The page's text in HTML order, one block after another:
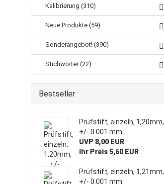
Kalibrierung (310)
Neue Produkte (59)
Sonderangebot! (390)
Stichwörter (22)
Bestseller
Prüfstift, einzeln, 1,20mm,
+/- 0.001 mm
UVP 8,00 EUR
Ihr Preis 5,60 EUR
Prüfstift, einzeln, 1,21mm,
+/- 0.001 mm